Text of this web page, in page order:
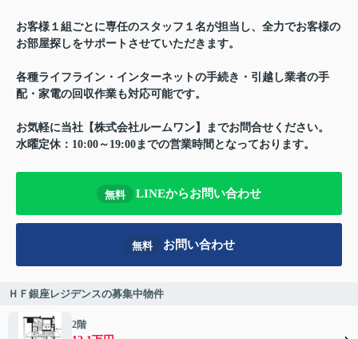
お客様１組ごとに専任のスタッフ１名が担当し、全力でお客様の
お部屋探しをサポートさせていただきます。
各種ライフライン・インターネットの手続き・引越し業者の手
配・家電の回収作業も対応可能です。
お気軽に当社【株式会社ルームワン】までお問合せください。
水曜定休：10:00～19:00までの営業時間となっております。
無料 LINEからお問い合わせ
無料 お問い合わせ
ＨＦ銀座レジデンスの募集中物件
2階